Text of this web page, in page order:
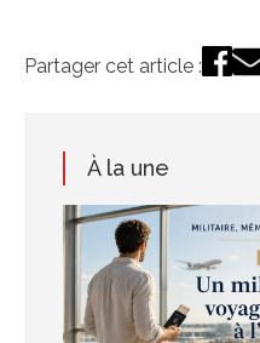
Partager cet article :
À la une